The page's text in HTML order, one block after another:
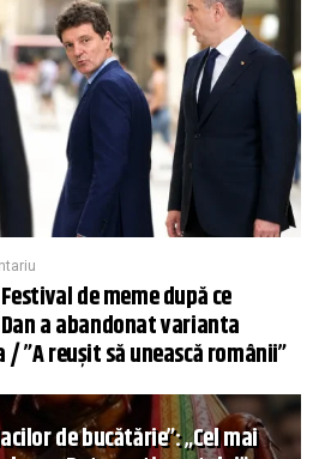
de meme după ce
a abandonat varianta
”A reușit să unească românii”
de bucătărie”: „Cel mai